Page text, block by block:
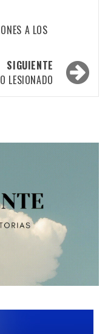
A LOS
SIGUIENTE
LESIONADO